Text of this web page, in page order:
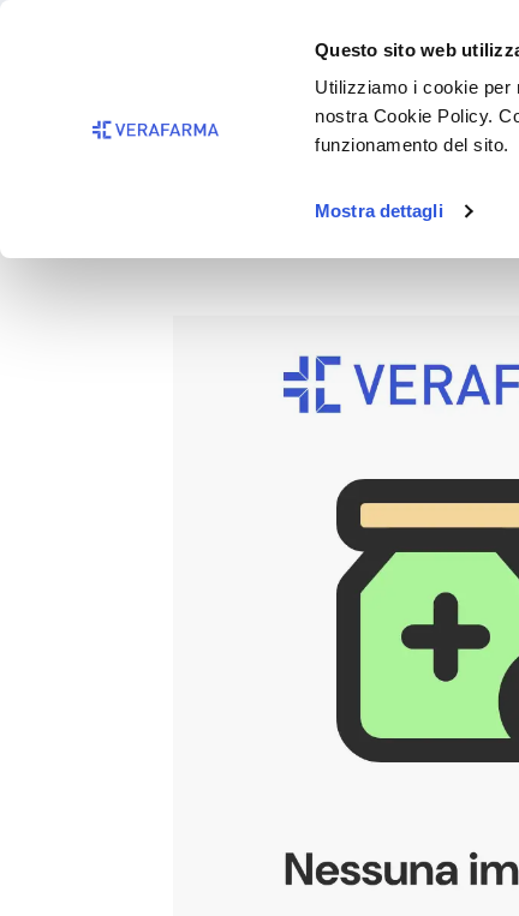
Questo sito web
Utilizziamo i cookie per
nostra Cookie Policy.
funzionamento del sito.
Mostra dettagli
Passa alla navigazione principale
SYNERGY DERM BLACK